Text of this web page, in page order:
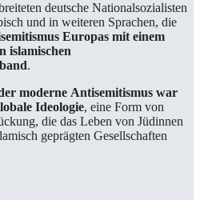
deutsche Nationalsozialisten
und in weiteren Sprachen, die
Europas mit einem
islamischen
.
moderne Antisemitismus war
Ideologie, eine Form von
die das Leben von Jüdinnen
geprägten Gesellschaften